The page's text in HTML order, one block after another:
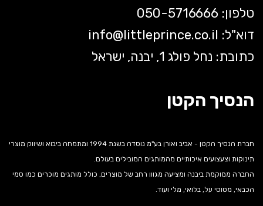
טלפון: 050-5 716666
דוא"ל:
info@littleprince.co.il
כתובת: נחל פולג 1, יבנה, ישראל
הנסיך הקטן
חברת הנסיך הקטן - אביב ואורן בע"מ נוסדה בשנת 1994 ומתמחה ביבוא ושיווק מוצרי
תינוקות וצעצועים איכותיים מהמותגים המובילים בעולם.
החברה ממוקמת ביבנה ומציעה מגוון רחב של מוצרים, כולל מותגים מוכרים כמו סמי
הכבאי, מטוסי על, בלואי, מלי ועוד.